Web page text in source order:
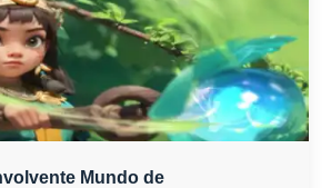
Mundo de